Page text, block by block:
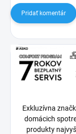
Pridať komentár
Exkluzívna
domácich
produkty